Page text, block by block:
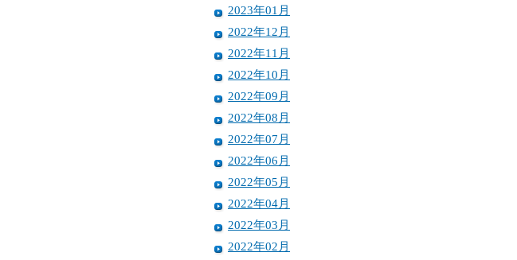
2023年01月
2022年12月
2022年11月
2022年10月
2022年09月
2022年08月
2022年07月
2022年06月
2022年05月
2022年04月
2022年03月
2022年02月